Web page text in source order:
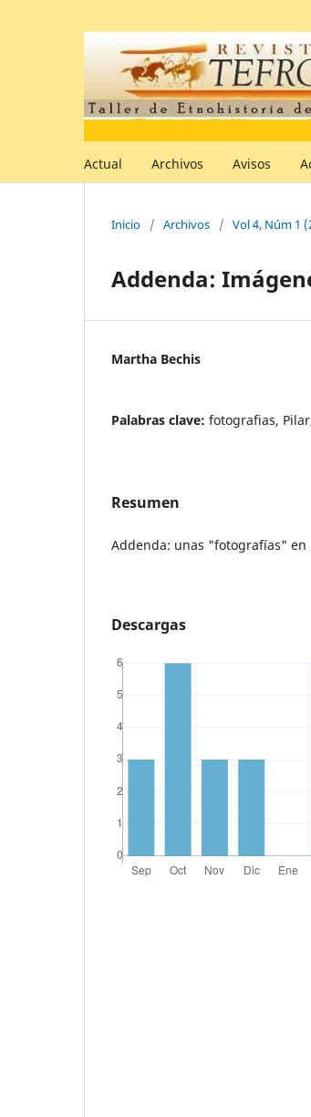
Actual Archivos Avisos
Inicio / Archivos / Vol 4, Núm 1
Addenda:
Martha Bechis
Palabras clave: fotografias,
Resumen
Addenda: unas "fotografías" en
Descargas